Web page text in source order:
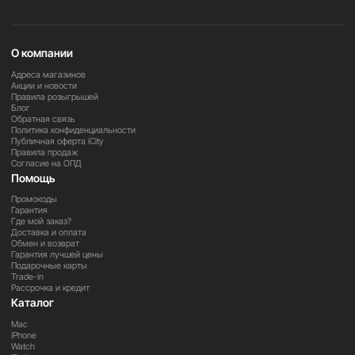
О компании
Адреса магазинов
Акции и новости
Правила розыгрышей
Блог
Обратная связь
Политика конфиденциальности
Публичная оферта iCity
Правила продаж
Согласие на ОПД
Помощь
Промокоды
Гарантия
Где мой заказ?
Доставка и оплата
Обмен и возврат
Гарантия лучшей цены
Подарочные карты
Trade-in
Рассрочка и кредит
Каталог
Mac
iPhone
Watch